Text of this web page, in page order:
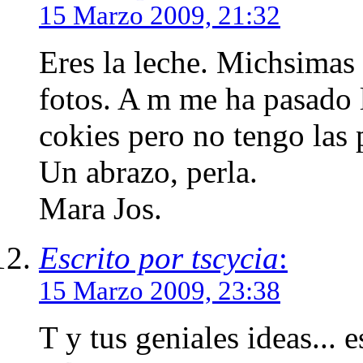
15 Marzo 2009, 21:32
Eres la leche.
fotos. A m me ha
cokies pero no tengo las
Un abrazo, perla.
Mara Jos.
Escrito por tscycia:
15 Marzo 2009, 23:38
T y tus geniales ideas...